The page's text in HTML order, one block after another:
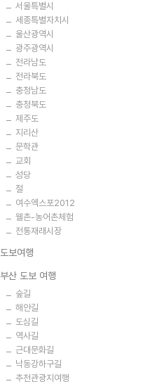
서울특별시
세종특별자치시
울산광역시
광주광역시
전라남도
전라북도
충청남도
충청북도
제주도
지리산
문학관
교회
성당
절
여수엑스포2012
웰촌-농어촌체험
전통재래시장
도보여행
부산 도보 여행
숲길
해안길
도심길
역사길
근대문화길
낙동강하구길
추천관광지여행